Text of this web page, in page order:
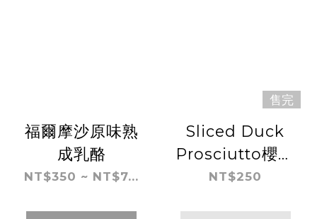
福爾摩沙原味熟
成乳酪
NT$350 ~ NT$7...
售完
Sliced Duck
Prosciutto櫻桃
鴨胸生火腿(在
NT$250